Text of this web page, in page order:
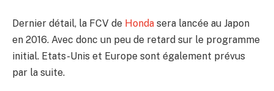
Dernier détail, la FCV de Honda sera lancée au Japon
en 2016. Avec donc un peu de retard sur le programme
initial. Etats-Unis et Europe sont également prévus
par la suite.